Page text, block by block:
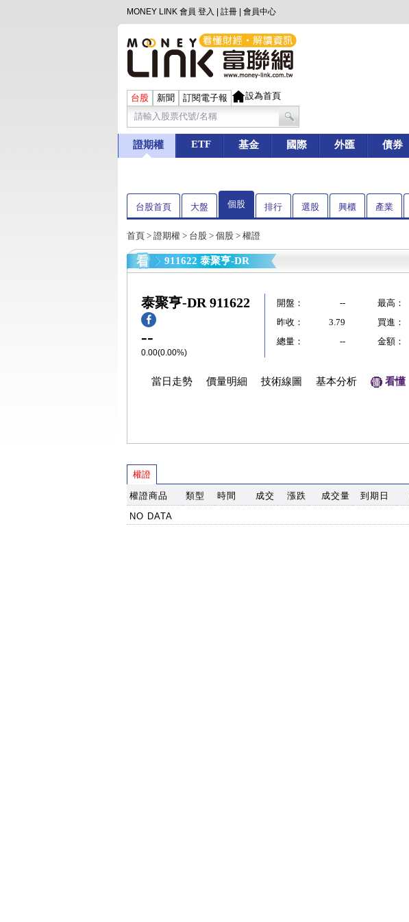
MONEY LINK 會員 登入 註冊 會員中心
台股 新聞 訂閱電子報 設為首頁
證期權 ETF 基金 國際 外匯 債券
台股首頁 大盤 個股 排行 選股 興櫃 產業
首頁 > 證期權 > 台股 > 個股 > 權證
911622 泰聚亨-DR
泰聚亨-DR 911622
--
0.00(0.00%)
開盤： -- 最高：
昨收：
3.79 買進：
總量：
-- 金額：
當日走勢 價量明細 技術線圖 基本分析 看懂
權證
權證商品 類型 時間 成交 漲跌 成交量 到期日
NO DATA